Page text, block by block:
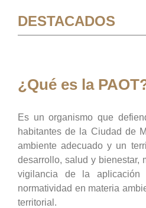
DESTACADOS
¿Qué es la
Es un organismo que
habitantes de la Ciudad de
ambiente adecuado y un
desarrollo, salud y bienestar,
vigilancia de la
normatividad en materia
territorial.